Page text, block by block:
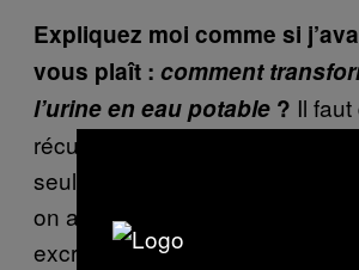
Expliquez moi comme si
vous plaît : comment
l’urine en eau potable ? Il faut
récupérer l’urine – au festival
seulement récupéré de l’urine
on avait besoin de la récupérer
excréments. On l’a récoltée